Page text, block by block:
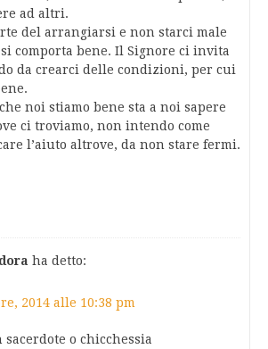
ad altri.
del arrangiarsi e non starci male
comporta bene. Il Signore ci invita
da crearci delle condizioni, per cui
noi stiamo bene sta a noi sapere
ci troviamo, non intendo come
l’aiuto altrove, da non stare fermi.
ha detto:
2014 alle 10:38 pm
sacerdote o chicchessia